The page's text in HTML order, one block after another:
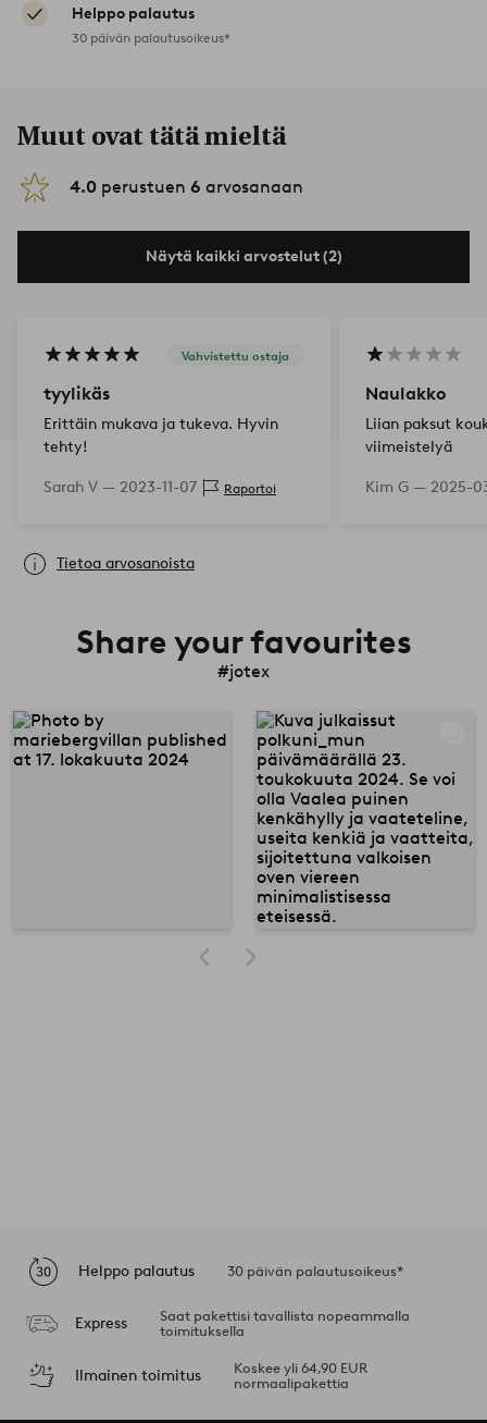
Helppo palautus
30 päivän palautusoikeus*
Muut ovat tätä mieltä
4.0 perustuen 6 arvosanaan
Näytä kaikki arvostelut (2)
Vahvistettu ostaja
tyylikäs
Erittäin mukava ja tukeva. Hyvin
tehty!
Sarah V — 2023-11-07 Raportoi
Naulakko
Liian paksut
viimeistelyä
Kim G — 2025-
Tietoa arvosanoista
Share your favourites
#jotex
Helppo palautus 30 päivän palautusoikeus*
Express
Saat pakettisi tavallista nopeammalla
toimituksella
Ilmainen toimitus
Koskee yli 64,90 EUR
normaalipakettia